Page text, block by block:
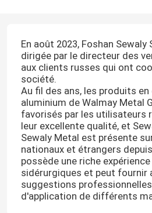
En août 2023, Foshan Sewaly
dirigée par le directeur des
aux clients russes qui ont
société.
Au fil des ans, les produits en
aluminium de Walmay Metal
favorisés par les utilisateurs
leur excellente qualité, et
Sewaly Metal est présente
nationaux et étrangers
possède une riche
sidérurgiques et peut fournir
suggestions
d'application de différents